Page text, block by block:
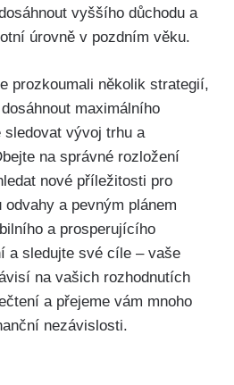
vyššího důchodu a
úrovně v pozdním věku.
prozkoumali několik strategií,
maximálního
sledovat vývoj trhu a
na správné rozložení
nové příležitosti pro
a pevným plánem
a prosperujícího
a sledujte své cíle – vaše
na vašich rozhodnutích
a přejeme vám mnoho
nezávislosti.